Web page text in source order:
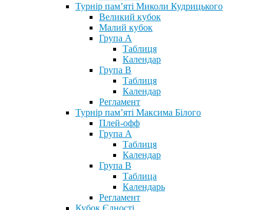
Турнір пам’яті Миколи Кудрицького
Великий кубок
Малий кубок
Група А
Таблиця
Календар
Група В
Таблиця
Календар
Регламент
Турнір пам’яті Максима Білого
Плей-офф
Група А
Таблиця
Календар
Група В
Таблица
Календарь
Регламент
Кубок Єдності